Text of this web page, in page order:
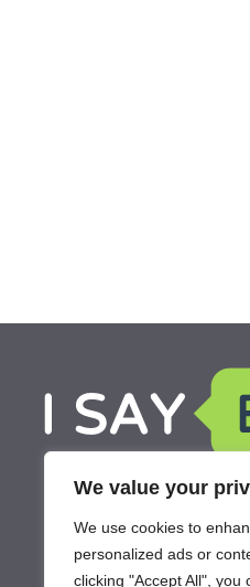
We value your
We use cookies to
personalized ads or
clicking "Accept All", you